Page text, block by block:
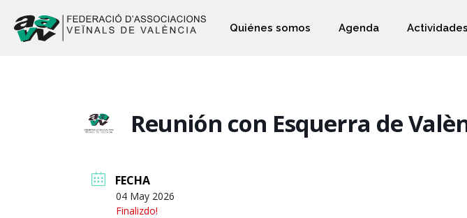
Quiénes somos Agenda Actividades
Reunión con Esquerra de
FECHA
04 May 2026
Finalizdo!